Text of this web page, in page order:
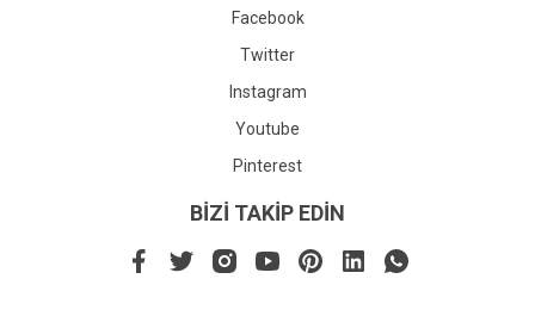
Facebook
Twitter
Instagram
Youtube
Pinterest
BİZİ TAKİP EDİN